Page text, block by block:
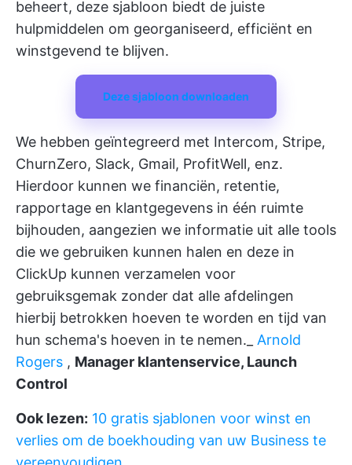
beheert, deze sjabloon biedt de juiste
hulpmiddelen om georganiseerd, efficiënt en
winstgevend te blijven.
Deze sjabloon downloaden
We hebben geïntegreerd met Intercom, Stripe,
ChurnZero, Slack, Gmail, ProfitWell, enz.
Hierdoor kunnen we financiën, retentie,
rapportage en klantgegevens in één ruimte
bijhouden, aangezien we informatie uit alle tools
die we gebruiken kunnen halen en deze in
ClickUp kunnen verzamelen voor
gebruiksgemak zonder dat alle afdelingen
hierbij betrokken hoeven te worden en tijd van
hun schema's hoeven in te nemen._ Arnold
Rogers , Manager klantenservice, Launch
Control
Ook lezen: 10 gratis sjablonen voor winst en
verlies om de boekhouding van uw Business te